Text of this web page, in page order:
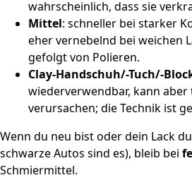
wahrscheinlich, dass sie
Mittel: schneller bei starker
eher vernebelnd bei weichen
gefolgt von Polieren.
Clay-Handschuh/-Tuch/-
wiederverwendbar, kann
verursachen; die Technik ist
Wenn du neu bist oder dein Lack
schwarze Autos sind es), bleib bei
Schmiermittel.